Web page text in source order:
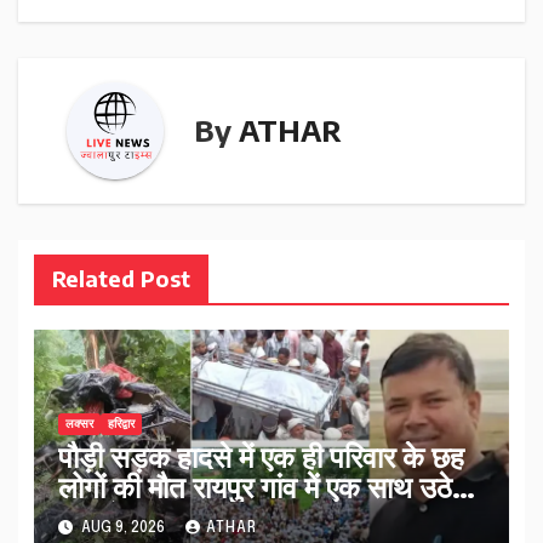
By ATHAR
Related Post
लक्सर हरिद्वार
पौड़ी सड़क हादसे में एक ही परिवार के छह
लोगों की मौत रायपुर गांव में एक साथ उठे
जनाजे…
AUG 9, 2026 ATHAR